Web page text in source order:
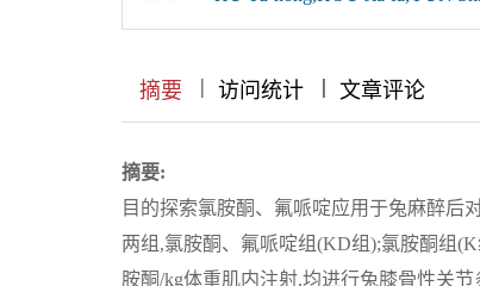
摘要 || 访问统计 ||||| 文章评论
摘要:
目的探索氯胺酮、氟哌啶应用于兔麻醉后
两组,氯胺酮、氟哌啶组(KD组);氯胺酮组
胺酮/kg体重肌内注射,均进行兔膝骨性关